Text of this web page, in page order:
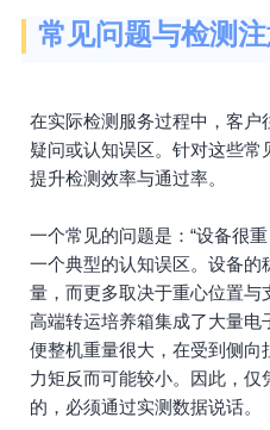
常见问题与检测
在实际检测服务过程中，客户
疑问或认知误区。针对这些
提升检测效率与通过率。
一个常见的问题是：“设备很
一个典型的认知误区。设备的
量，而更多取决于重心位置与
高端转运培养箱集成了大量电
便整机重量很大，在受到侧向
力矩反而可能较小。因此，
的，必须通过实测数据说话。